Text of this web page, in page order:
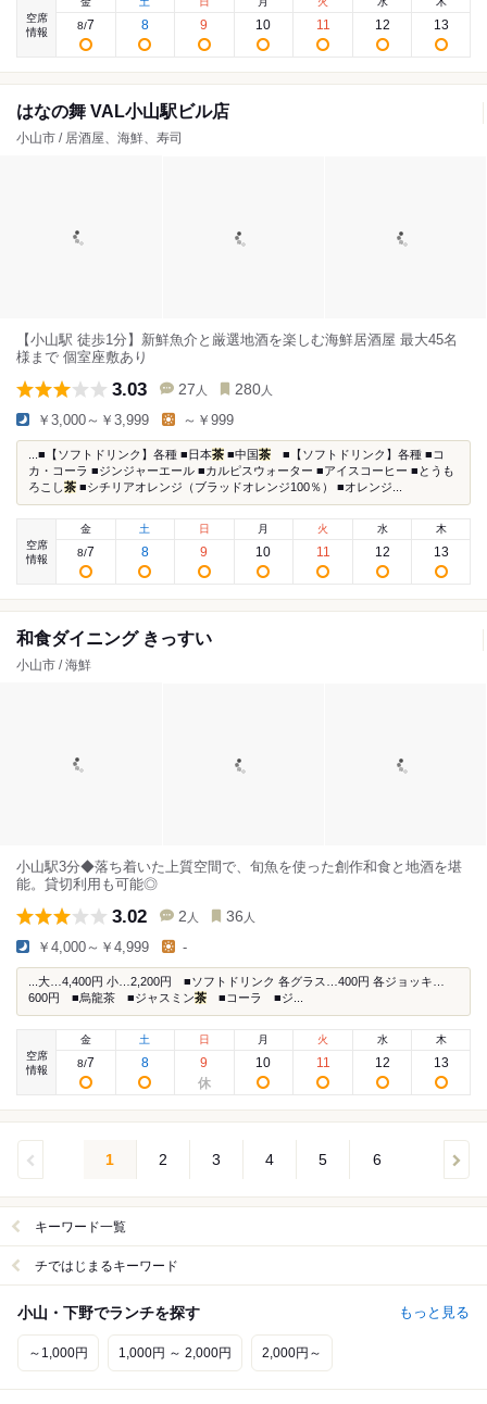
空席
情報
8/7 8 9 10 11 12 13
はなの舞 VAL小山駅ビル店
小山市 / 居酒屋、海鮮、寿司
【小山駅 徒歩1分】新鮮魚介と厳選地酒を楽しむ海鮮居酒屋 最大45名
様まで 個室座敷あり
3.03 27 人 280 人
￥3,000～￥3,999 ～￥999
...■【ソフトドリンク】各種 ■日本茶 ■中国茶 ■【ソフトドリンク】各種 ■コ
カ・コーラ ■ジンジャーエール ■カルピスウォーター ■アイスコーヒー ■とうも
ろこし茶 ■シチリアオレンジ（ブラッドオレンジ100％） ■オレンジ...
空席
情報
金
8/7
土
8
日
9
月
10
火
11
水
12
木
13
和食ダイニング きっすい
小山市 / 海鮮
小山駅3分◆落ち着いた上質空間で、旬魚を使った創作和食と地酒を堪
能。貸切利用も可能◎
3.02 2 人 36 人
￥4,000～￥4,999 -
...大…4,400円 小…2,200円 ■ソフトドリンク 各グラス…400円 各ジョッキ…
600円 ■烏龍茶 ■ジャスミン茶 ■コーラ ■ジ...
空席
情報
金
8/7
土
8
日
9
月
10
火
11
水
12
木
13
1 2 3 4 5 6
キーワード一覧
チではじまるキーワード
小山・下野でランチを探す もっと見る
～1,000円 1,000円 ～ 2,000円 2,000円～